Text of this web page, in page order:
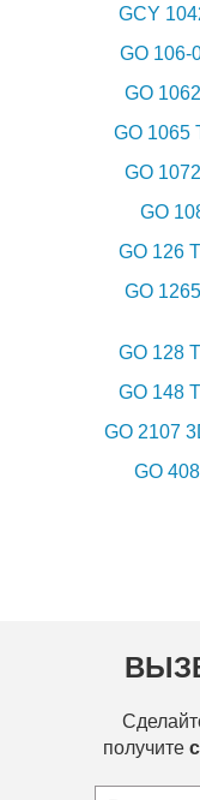
GCY
GO 106-
GO
GO 1065
GO
GO
GO 126
GO
GO 128
GO 148
GO 2107
GO
получите